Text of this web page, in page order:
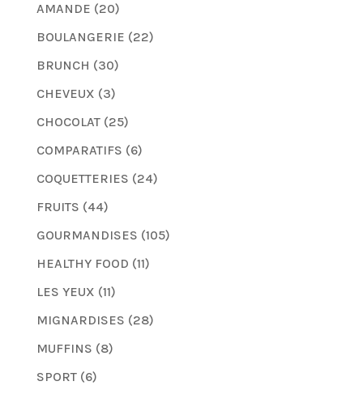
AMANDE (20)
BOULANGERIE (22)
BRUNCH (30)
CHEVEUX (3)
CHOCOLAT(25)
COMPARATIFS (6)
COQUETTERIES (24)
FRUITS (44)
GOURMANDISES (105)
HEALTHY FOOD (11)
LES YEUX (11)
MIGNARDISES (28)
MUFFINS (8)
SPORT(6)